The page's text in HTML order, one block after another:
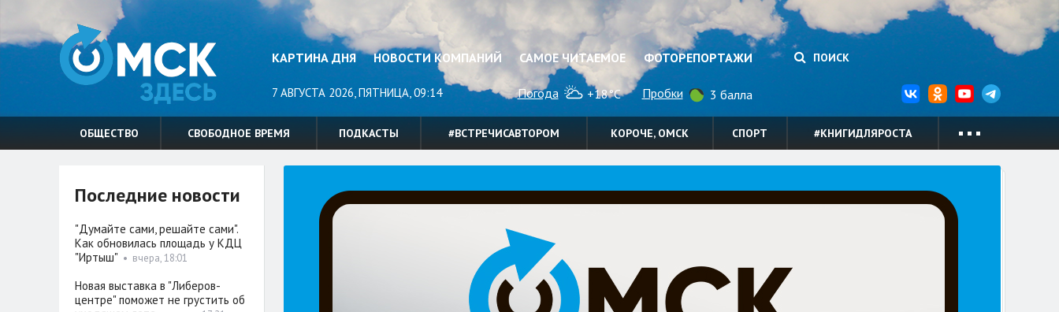
КАРТИНА ДНЯ НОВОСТИ КОМПАНИЙ САМОЕ ЧИТАЕМОЕ ФОТОРЕПОРТАЖИ ПОИСК
7 АВГУСТА 2026, ПЯТНИЦА, 09:14 Погода +18°C Пробки 3 балла
ОБЩЕСТВО СВОБОДНОЕ ВРЕМЯ ПОДКАСТЫ #ВСТРЕЧИСАВТОРОМ КОРОЧЕ, ОМСК СПОРТ #КНИГИДЛЯРОСТА
Последние новости
"Думайте сами, решайте сами".
Как обновилась площадь у КДЦ
"Иртыш" • вчера, 18:01
Новая выставка в "Либеров-
центре" поможет не грустить об